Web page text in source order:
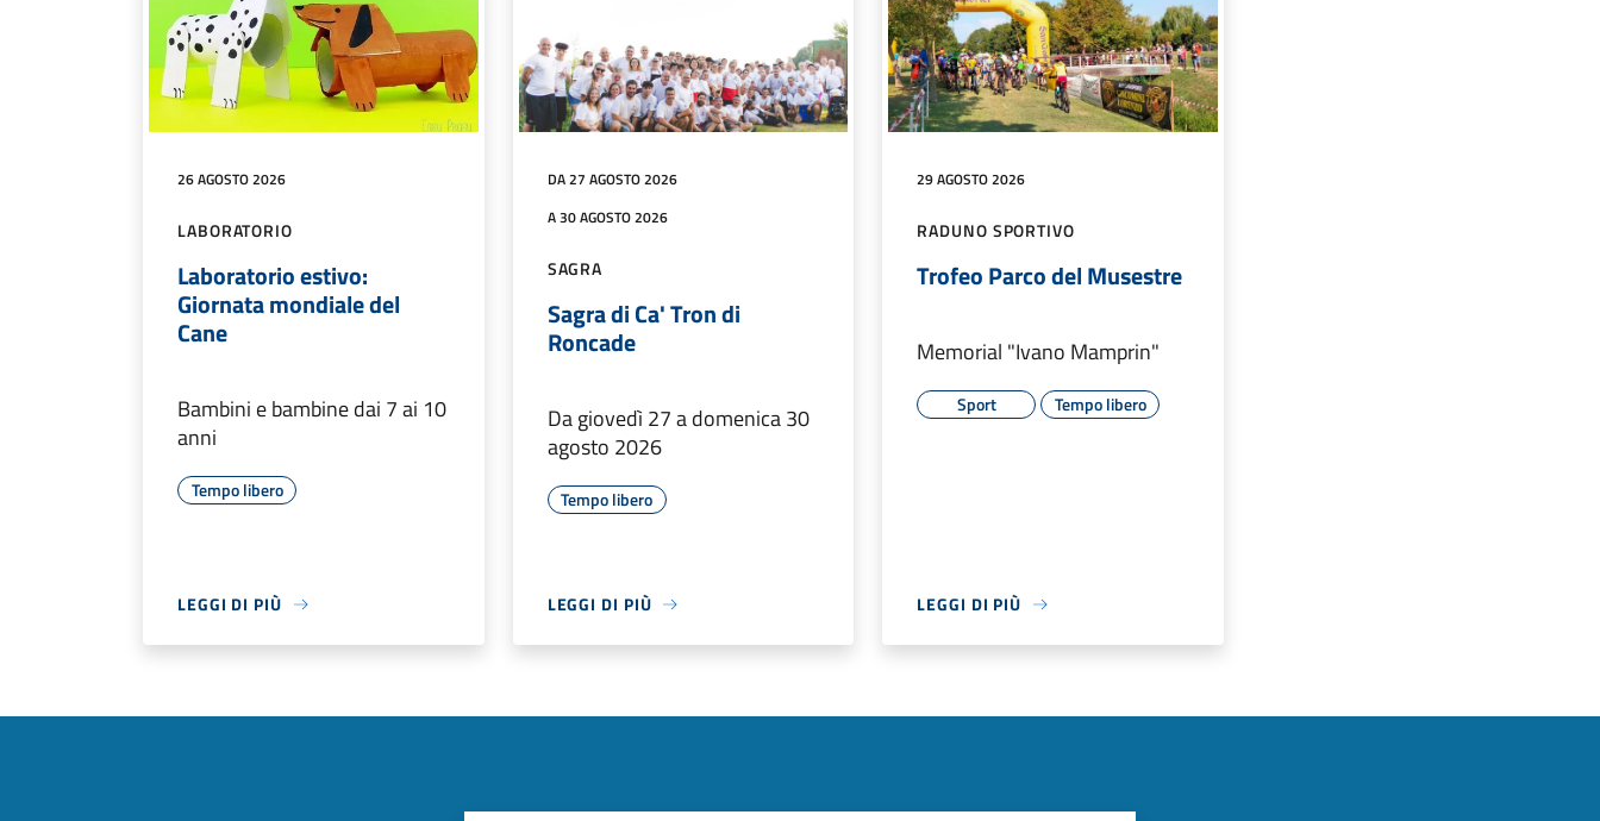
26 AGOSTO 2026
LABORATORIO
Laboratorio estivo:
Giornata mondiale del
Cane
Bambini e bambine dai 7 ai 10
anni
Tempo libero
LEGGI DI PIÙ
DA 27 AGOSTO 2026
A 30 AGOSTO 2026
SAGRA
Sagra di Ca' Tron di
Roncade
Da giovedì 27 a domenica 30
agosto 2026
Tempo libero
LEGGI DI PIÙ
29 AGOSTO 2026
RADUNO SPORTIVO
Trofeo Parco del Musestre
Memorial "Ivano Mamprin"
Sport Tempo libero
LEGGI DI PIÙ